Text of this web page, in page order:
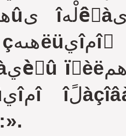
ïîٌهëهيèه:».